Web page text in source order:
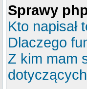
Sprawy
Kto napisał
Dlaczego
Z kim mam